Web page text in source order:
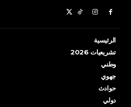
الرئيسية
تشريعيات 2026
وطني
جهوي
حوادث
دولي